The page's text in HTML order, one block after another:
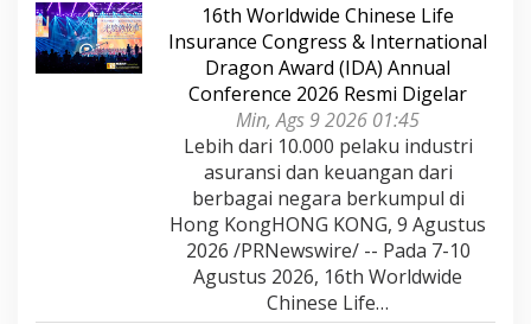
16th Worldwide Chinese Life
Insurance Congress & International
Dragon Award (IDA) Annual
Conference 2026 Resmi Digelar
Min, Ags 9 2026 01:45
Lebih dari 10.000 pelaku industri
asuransi dan keuangan dari
berbagai negara berkumpul di
Hong KongHONG KONG, 9 Agustus
2026 /PRNewswire/ -- Pada 7-10
Agustus 2026, 16th Worldwide
Chinese Life…